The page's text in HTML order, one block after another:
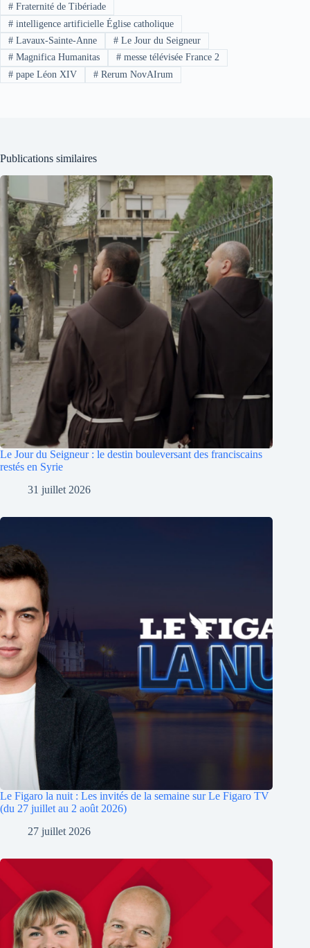
#Fraternité de Tibériade
#intelligence artificielle Église catholique
#Lavaux-Sainte-Anne #Le Jour du Seigneur
#Magnifica Humanitas #messe télévisée France 2
#pape Léon XIV #Rerum NovAIrum
Publications similaires
Le Jour du Seigneur : le destin bouleversant des franciscains
restés en Syrie
31 juillet 2026
Le Figaro la nuit : Les invités de la semaine sur Le Figaro TV
(du 27 juillet au 2 août 2026)
27 juillet 2026